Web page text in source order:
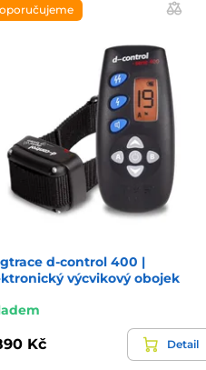
d-control 400 |
výcvikový obojek
Kč Detail